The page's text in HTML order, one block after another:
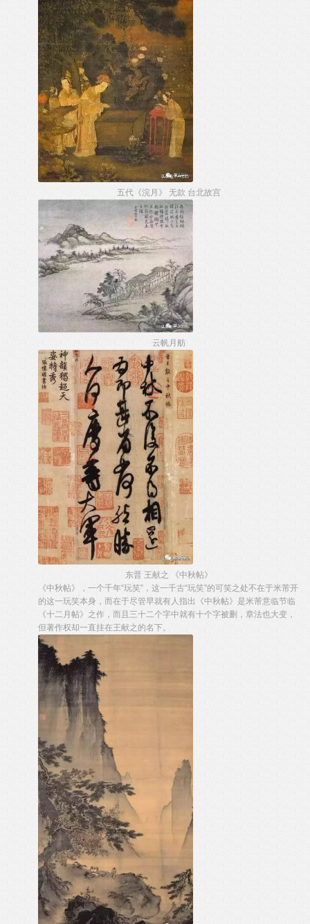
五代《浣月》 无款 台北故宫
云帆月舫
东晋 王献之 《中秋帖》
《中秋帖》，一个千年“玩笑”，这一千古“玩笑”的可笑之处不在于米芾开
的这一玩笑本身，而在于尽管早就有人指出《中秋帖》是米芾意临节临
《十二月帖》之作，而且三十二个字中就有十个字被删，章法也大变，
但著作权却一直挂在王献之的名下。